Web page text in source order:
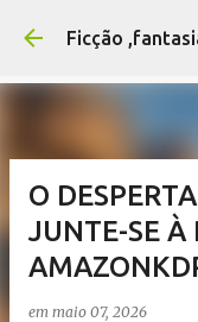
Pular
Ficção
O
JUNTE-SE À
em maio 07, 2026